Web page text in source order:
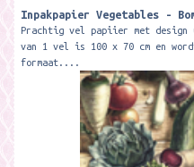
Inpakpapier Vegetables -
Prachtig vel papiier met
van 1 vel is 100 x 70 cm en
formaat....